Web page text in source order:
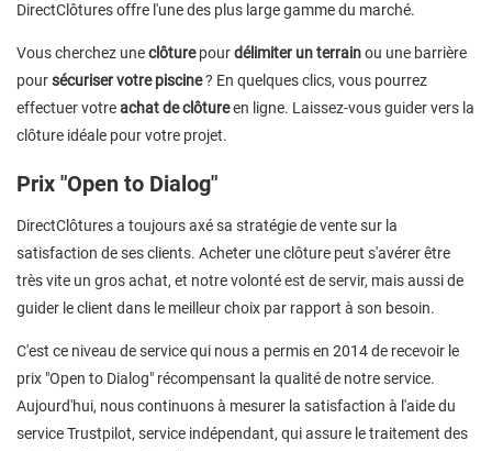
DirectClôtures offre l'une des plus large gamme du marché.
Vous cherchez uneclôturepourdélimiter un terrainou une barrière
poursécuriser votre piscine? En quelques clics, vous pourrez
effectuer votreachat de clôtureen ligne. Laissez-vous guider vers la
clôture idéale pour votre projet.
Prix "Open to Dialog"
DirectClôtures a toujours axé sa stratégie de vente sur la
satisfaction de ses clients. Acheter une clôture peut s'avérer être
très vite un gros achat, et notre volonté est de servir, mais aussi de
guider le client dans le meilleur choix par rapport à son besoin.
C'est ce niveau de service qui nous a permis en 2014 de recevoir le
prix "Open to Dialog" récompensant la qualité de notre service.
Aujourd'hui, nous continuons à mesurer la satisfaction à l'aide du
service Trustpilot, service indépendant, qui assure le traitement des